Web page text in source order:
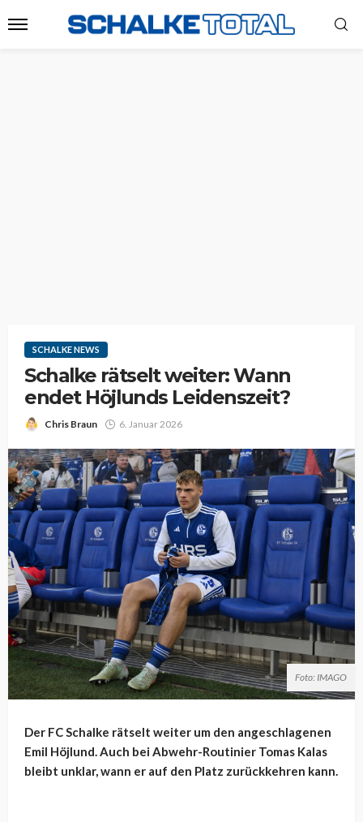
SCHALKE NEWS
Schalke rätselt weiter: Wann
endet Höjlunds Leidenszeit?
Chris Braun 6. Januar 2026
Foto: IMAGO
Der FC Schalke rätselt weiter um den angeschlagenen
Emil Höjlund. Auch bei Abwehr-Routinier Tomas Kalas
bleibt unklar, wann er auf den Platz zurückkehren kann.